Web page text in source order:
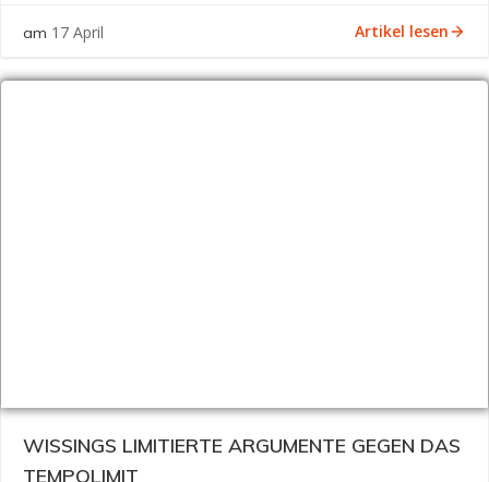
am 17 April Artikel lesen
WISSINGS LIMITIERTE ARGUMENTE GEGEN DAS
TEMPOLIMIT